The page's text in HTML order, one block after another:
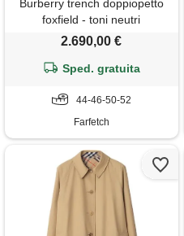
Burberry trench doppiopetto
foxfield - toni neutri
2.690,00 €
Sped. gratuita
44-46-50-52
Farfetch